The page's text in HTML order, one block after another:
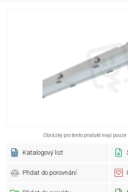
Obrázky pro tento produkt mají
Katalogový list
Přidat do porovnání